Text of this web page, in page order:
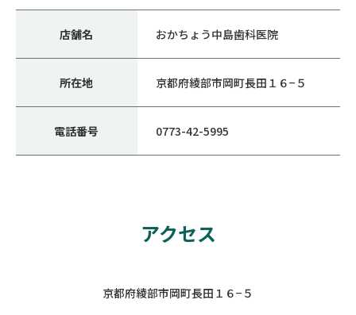
店舗名 おかちょう中島歯科医院
所在地 京都府綾部市岡町長田１６−５
電話番号 0773-42-5995
アクセス
京都府綾部市岡町長田１６−５